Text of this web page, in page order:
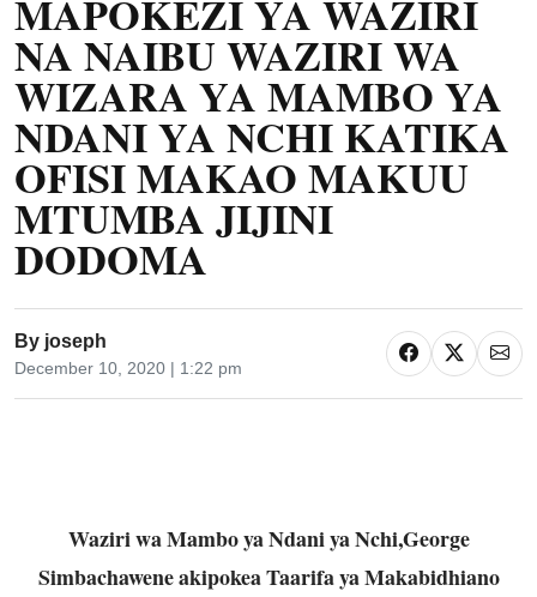
MAPOKEZI YA WAZIRI
NA NAIBU WAZIRI WA
WIZARA YA MAMBO YA
NDANI YA NCHI KATIKA
OFISI MAKAO MAKUU
MTUMBA JIJINI
DODOMA
By joseph
December 10, 2020 | 1:22 pm
Waziri wa Mambo ya Ndani ya Nchi,George
Simbachawene akipokea Taarifa ya Makabidhiano